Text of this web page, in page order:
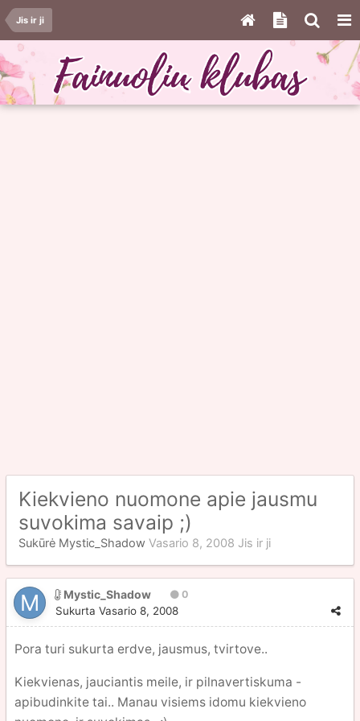
Jis ir ji
Kiekvieno nuomone apie jausmu
suvokima savaip ;)
Sukūrė Mystic_Shadow Vasario 8, 2008 Jis ir ji
Mystic_Shadow 0
Sukurta Vasario 8, 2008
Pora turi sukurta erdve, jausmus, tvirtove..
Kiekvienas, jauciantis meile, ir pilnavertiskuma -
apibudinkite tai.. Manau visiems idomu kiekvieno